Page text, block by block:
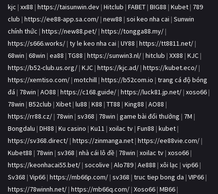
kjc | xx88 | https://taisunwin.dev | Hitclub | FABET | BIG88 | Kubet | 789
club | https://ee88-app.sa.com/ | new88 | soi keo nha cai | Sunwin
chính thức | https://new88.pet/ | https://tongga88.my/ |
https://s666.works/ | ty le keo nha cai | UY88 | https://tt8811.net/ |
68win | 68win | ea88 | TG88 | https://sunwin3.nl/ | hitclub | XX88 | KJC |
https://b52-club.us.org/ | KJC | https://kjc.ad/ | https://kubet.eco/ |
https://xemtiso.com/ | motchill | https://b52com.io | trang cá độ bóng
đá | 78win | AO88 | https://c168.guide/ | https://luck81.jp.net/ | xoso66 |
78win | B52club | Xibet | lu88 | K88 | TT88 | King88 | AO88 |
https://rr88.cz/ | 78win | sv368 | 78win | game bài đổi thưởng | 7M |
Bongdalu | DH88 | Ku casino | Ku11 | xoilac tv | Fun88 | kubet |
https://sv368.direct/ | https://zinmanga.net | https://ee88vie.com/ |
Kubet88 | 78win | sv368 | nhà cái lô đề | 78win | xoilac tv | xoso66 |
https://keonhacai55.bet/ | socolive | Alo789 | Ae888 | xôi lạc | vip66 |
Sv368 | Vip66 | https://mb66p.com/ | sv368 | truc tiep bong da | VIP66 |
https://78winnh.net/ | https://mb66q.com/ | Xoso66 | MB66 |